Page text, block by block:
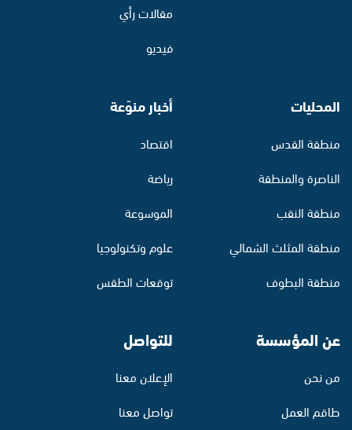
مقالات رأي
فيديو
المحليات
منطقة القدس
الناصرة والمنطقة
منطقة النقب
منطقة المثلث الشمالي
منطقة البطوف
أخبار منوّعة
اقتصاد
رياضة
الموسوعة
علوم وتكنولوجيا
توقعات الطقس
عن المؤسسة
من نحن
طاقم العمل
للتواصل
الإعلان معنا
تواصل معنا